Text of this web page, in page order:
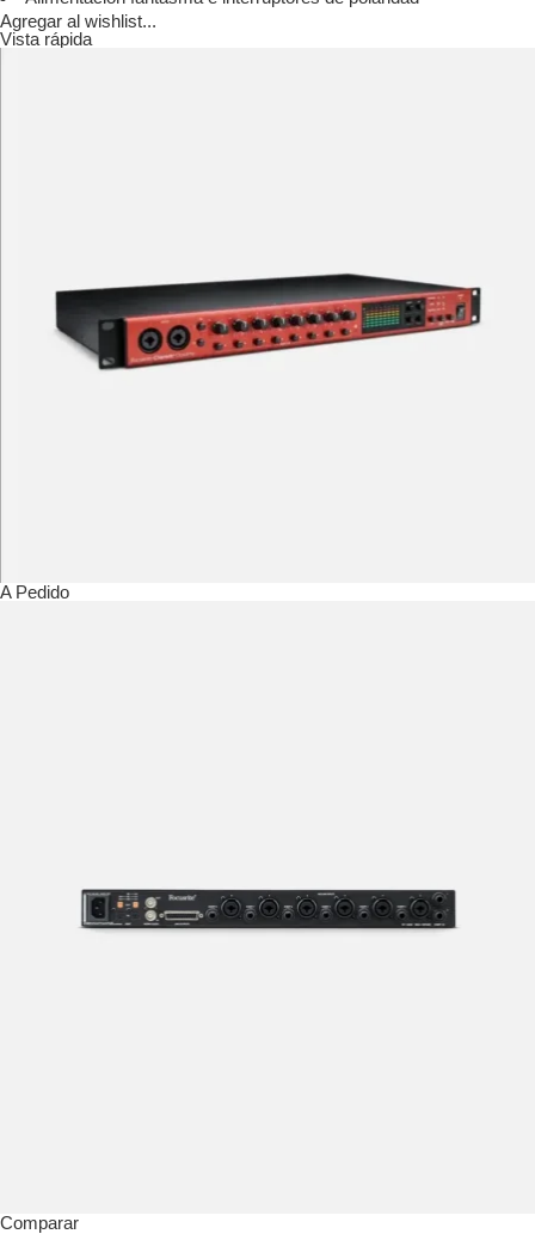
Agregar al wishlist...
Vista rápida
A Pedido
Comparar